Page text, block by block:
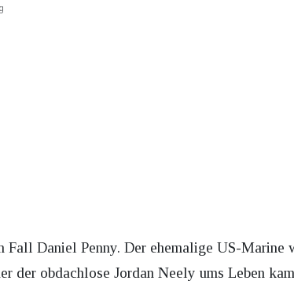
Daniel Penny. Der ehemalige US-Marine
der obdachlose Jordan Neely ums Leben